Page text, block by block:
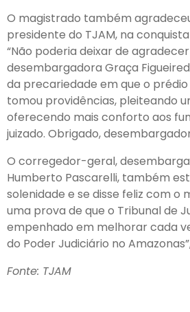
O magistrado também
presidente do TJAM, na
“Não poderia deixar de
desembargadora Graça
da precariedade em que o
tomou providências, pleiteando
oferecendo mais conforto aos
juizado. Obrigado,
O corregedor-geral,
Humberto Pascarelli, também
solenidade e se disse feliz com o
uma prova de que o Tribunal de
empenhado em melhorar cada
do Poder Judiciário no
Fonte: TJAM